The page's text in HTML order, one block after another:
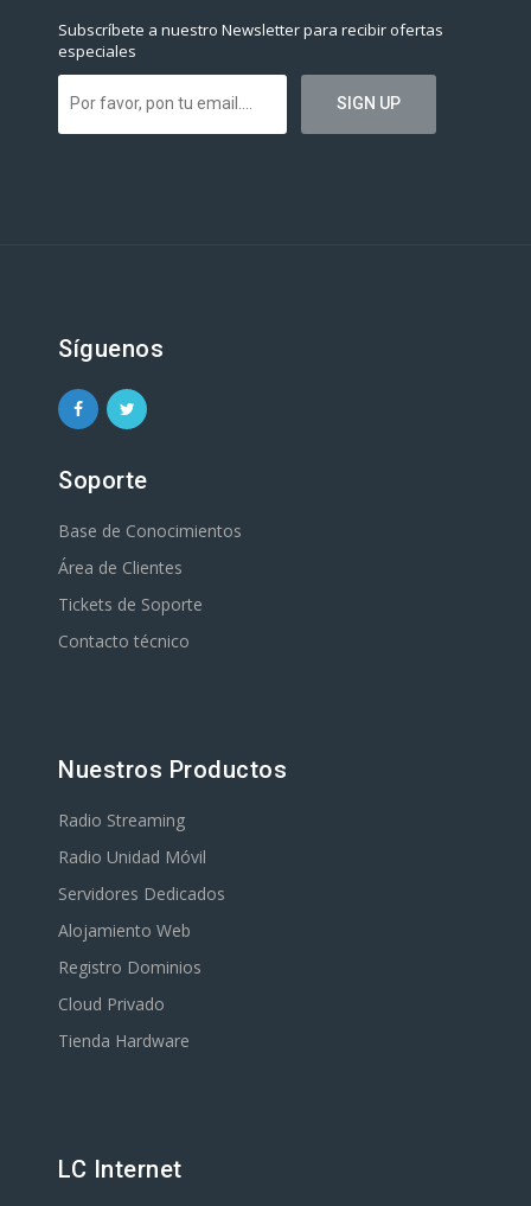
Subscríbete a nuestro Newsletter para recibir ofertas
especiales
Síguenos
Soporte
Base de Conocimientos
Área de Clientes
Tickets de Soporte
Contacto técnico
Nuestros Productos
Radio Streaming
Radio Unidad Móvil
Servidores Dedicados
Alojamiento Web
Registro Dominios
Cloud Privado
Tienda Hardware
LC Internet